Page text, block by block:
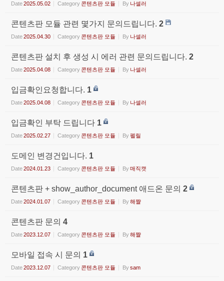
Date2025.05.02 Category 콘텐츠판 모듈 By 나셀러
콘텐츠판 모듈 관련 몇가지 문의드립니다. 2
Date2025.04.30 Category 콘텐츠판 모듈 By 나셀러
콘텐츠판 설치 후 생성 시 에러 관련 문의드립니다. 2
Date2025.04.08 Category 콘텐츠판 모듈 By 나셀러
입금확인요청합니다. 1
Date2025.04.08 Category 콘텐츠판 모듈 By 나셀러
입금확인 부탁 드립니다 1
Date2025.02.27 Category 콘텐츠판 모듈 By펠릴
도메인 변경건입니다. 1
Date2024.01.23 Category 콘텐츠판 모듈 By매직캣
콘텐츠판 + show_author_document 애드온 문의 2
Date2024.01.07 Category 콘텐츠판 모듈 By해쨜
콘텐츠판 문의 4
Date2023.12.07 Category 콘텐츠판 모듈 By해쨜
모바일 접속 시 문의 1
Date2023.12.07 Category 콘텐츠판 모듈 Bysam